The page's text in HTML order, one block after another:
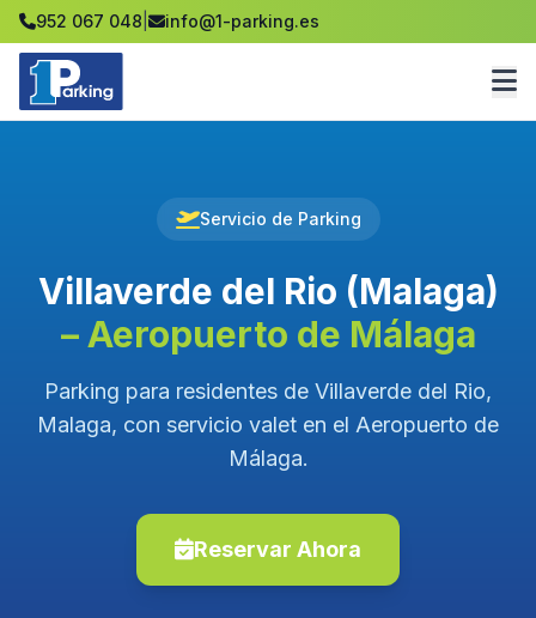
952 067 048 info@1-parking.es
Servicio de Parking
Villaverde del Rio (Malaga)
– Aeropuerto de Málaga
Parking para residentes de Villaverde del Rio,
Malaga, con servicio valet en el Aeropuerto de
Málaga.
Reservar Ahora